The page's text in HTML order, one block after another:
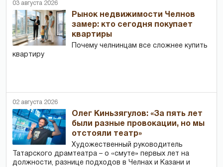
03 августа 2026
Рынок недвижимости Челнов
замер: кто сегодня покупает
квартиры
Почему челнинцам все сложнее купить
квартиру
02 августа 2026
Олег Киньзягулов: «За пять лет
были разные провокации, но мы
отстояли театр»
Художественный руководитель
Татарского драмтеатра – о «смуте» первых лет на
должности, разнице подходов в Челнах и Казани и